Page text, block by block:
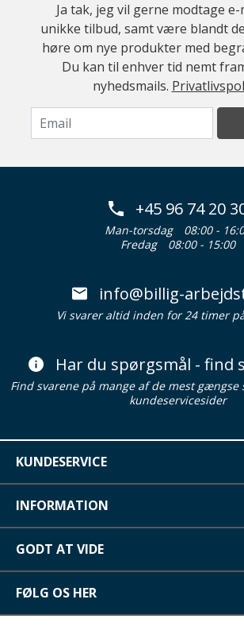
Ja tak, jeg vil gerne modtage e-
unikke tilbud, samt være blandt
høre om nye produkter med
Du kan til enhver tid nemt
nyhedsmails.
+45 96 74 20
Man-torsdag
08:00 -
Fredag
08:00 - 15:00
info@billig-
Vi svarer altid inden for 24 timer
Har du spørgsmål - find
Find svarene på mange af de mest gængse
kundeservicesider
KUNDESERVICE
INFORMATION
GODT AT VIDE
FØLG OS HER